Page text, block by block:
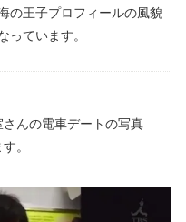
の王子プロフィールの風貌
っています。
んの電車デートの写真
。